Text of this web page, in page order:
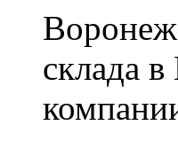
склада